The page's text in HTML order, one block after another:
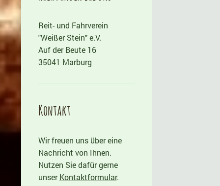
Reit- und Fahrverein
"Weißer Stein" e.V.
Auf der Beute 16
35041 Marburg
Kontakt
Wir freuen uns über eine
Nachricht von Ihnen.
Nutzen Sie dafür gerne
unserKontaktformular.